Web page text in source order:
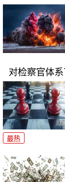
对检察官体
最热